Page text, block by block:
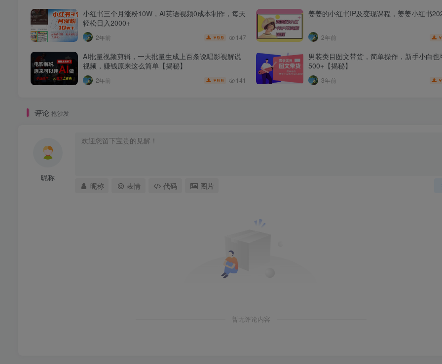
小红书三个月涨粉10W，AI英语视频0成本制作，每天
轻松日入2000+
2年前 ￥9.9 147
姜姜的小红书IP及变现课程，姜姜小红书
2年前 ￥
AI批量视频剪辑，一天批量生成上百条说唱影视解说
视频，赚钱原来这么简单【揭秘】
2年前 ￥9.9 141
男装类目图文带货，简单操作，新手小白也
500+【揭秘】
3年前 ￥
评论 抢沙发
昵称
昵称 表情 代码 图片
暂无评论内容